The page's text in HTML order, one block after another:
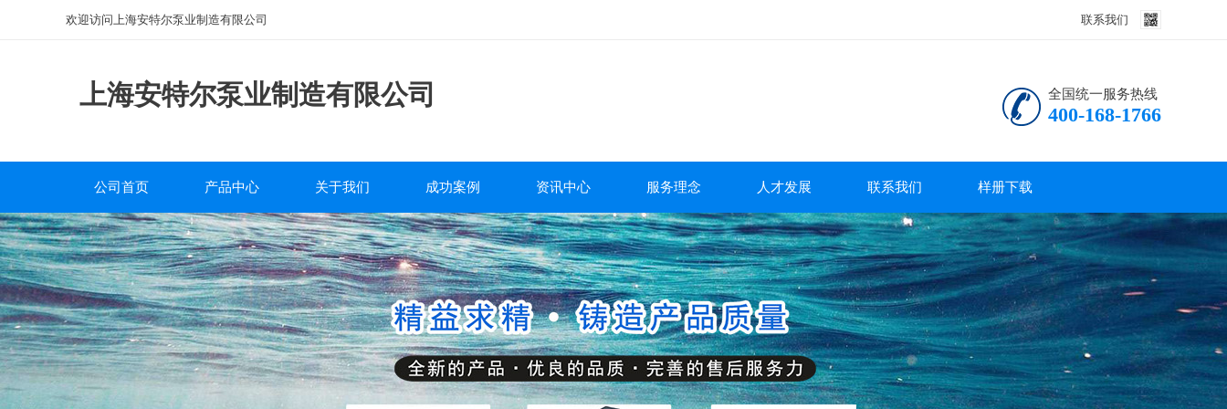
欢迎访问上海安特尔泵业制造有限公司 联系我们
上海安特尔泵业制造有限公司 全国统一服务热线
400-168-1766
公司首页 产品中心
磁力泵
离心泵
自吸泵
排污泵
管道泵
砂浆泵
关于我们
公司简介
企业文化
服务中心
研发团队
成功案例
工程案例
资讯中心
公司新闻
行业新闻
泵阀百科
服务理念
服务流程
售后政策
质量承诺
包装运输
人才发展
人才战略
人才招聘
培训发展
联系我们
联系我们
样册下载
产品说明书
技术资料